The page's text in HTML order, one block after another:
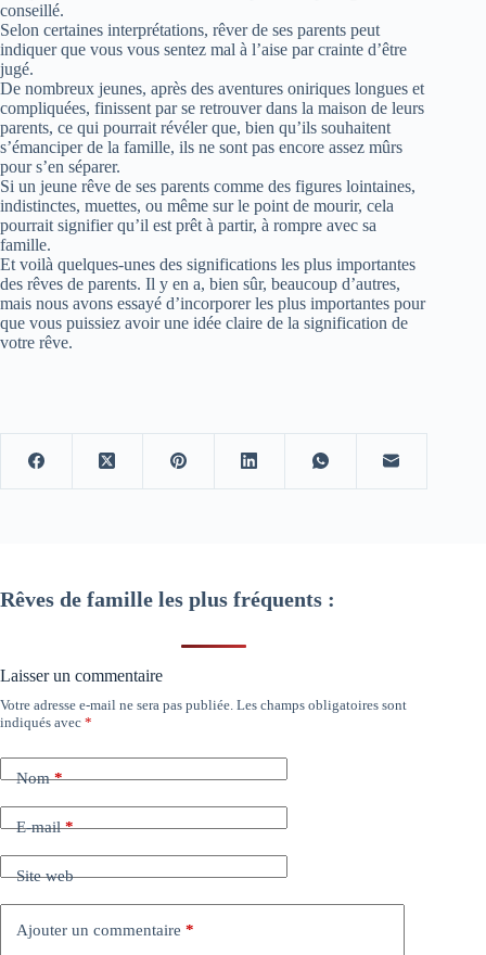
conseillé.
Selon certaines interprétations, rêver de ses parents peut
indiquer que vous vous sentez mal à l’aise par crainte d’être
jugé.
De nombreux jeunes, après des aventures oniriques longues et
compliquées, finissent par se retrouver dans la maison de leurs
parents, ce qui pourrait révéler que, bien qu’ils souhaitent
s’émanciper de la famille, ils ne sont pas encore assez mûrs
pour s’en séparer.
Si un jeune rêve de ses parents comme des figures lointaines,
indistinctes, muettes, ou même sur le point de mourir, cela
pourrait signifier qu’il est prêt à partir, à rompre avec sa
famille.
Et voilà quelques-unes des significations les plus importantes
des rêves de parents. Il y en a, bien sûr, beaucoup d’autres,
mais nous avons essayé d’incorporer les plus importantes pour
que vous puissiez avoir une idée claire de la signification de
votre rêve.
Rêves de famille les plus fréquents :
Laisser un commentaire
Votre adresse e-mail ne sera pas publiée. Les champs obligatoires sont
indiqués avec *
Nom*
E-mail*
Site web
Ajouter un commentaire *